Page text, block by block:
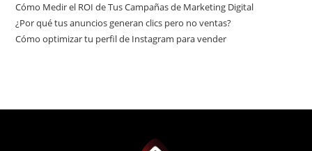
Cómo Medir el ROI de Tus Campañas de Marketing Digital
¿Por qué tus anuncios generan clics pero no ventas?
Cómo optimizar tu perfil de Instagram para vender